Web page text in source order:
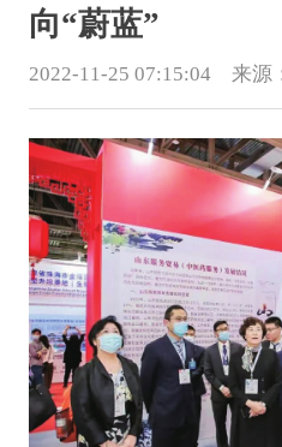
向“蔚蓝”
2022-11-25 07:15:04 来源